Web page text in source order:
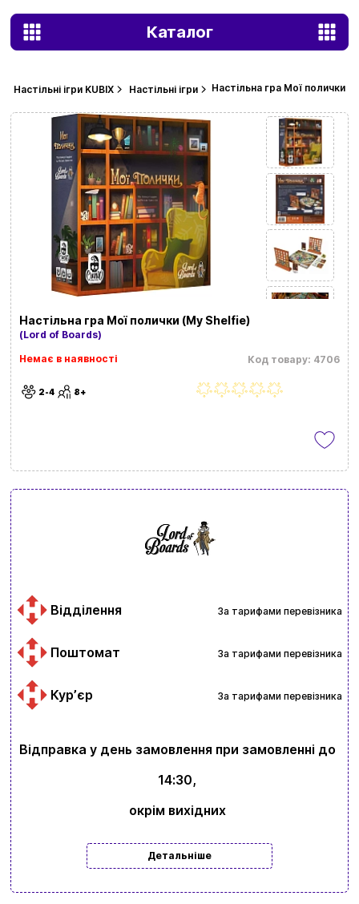
Каталог
Настільні ігри KUBIX Настільні ігри Настільна гра Мої полички
Настільна гра Мої полички (My Shelfie)
(Lord of Boards)
Код товару: 4706
Немає в наявності
2-4 8+
Відділення За тарифами перевізника
Поштомат За тарифами перевізника
Курʼєр За тарифами перевізника
Відправка у день замовлення при замовленні до
14:30,
окрім вихідних
Детальніше